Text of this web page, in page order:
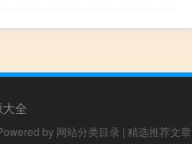
全
by 网站分类目录 | 精选推荐文章